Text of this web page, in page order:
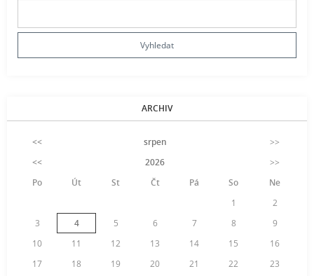
ARCHIV
<< srpen
>>
<<
2026
>>
Po
Út St Čt Pá So
Ne
1
2
3
4 5 6 7 8
9
10
11 12 13 14 15
16
17
18 19 20 21 22
23